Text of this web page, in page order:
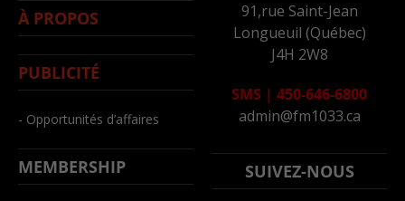
À PROPOS
PUBLICITÉ
- Opportunités d’affaires
MEMBERSHIP
91,rue Saint-Jean
Longueuil (Québec)
J4H 2W8
SMS | 450-646-6800
admin@fm1033.ca
SUIVEZ-NOUS